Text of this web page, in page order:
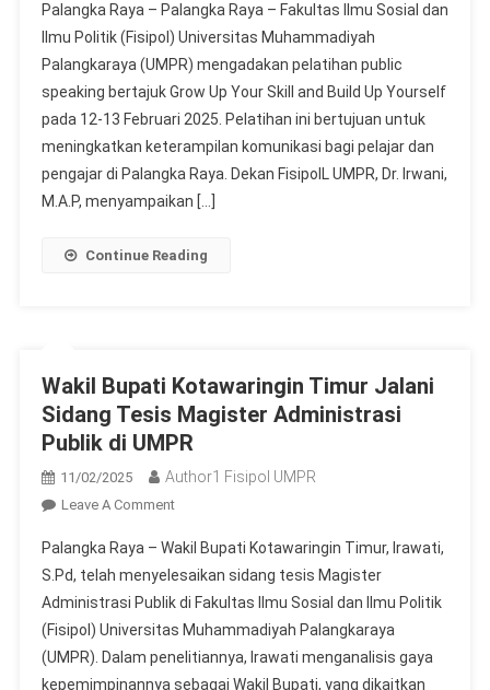
UMPR
Gelar
Pelatihan
Public
Speaking
Untuk
Siswa
Dan
Palangka Raya – Palangka Raya – Fakultas Ilmu Sosial dan
Ilmu Politik (Fisipol) Universitas Muhammadiyah
Palangkaraya (UMPR) mengadakan pelatihan public
speaking bertajuk Grow Up Your Skill and Build Up Yourself
pada 12-13 Februari 2025. Pelatihan ini bertujuan untuk
meningkatkan keterampilan komunikasi bagi pelajar dan
pengajar di Palangka Raya. Dekan FisipolL UMPR, Dr. Irwani,
M.A.P, menyampaikan […]
Continue Reading
Wakil Bupati Kotawaringin Timur Jalani
Sidang Tesis Magister Administrasi
Publik di UMPR
11/02/2025 Author1 Fisipol UMPR
Leave A CommentOn
Bupati
Kotawaringin
Timur
Jalani
Sidang
Tesis
Palangka Raya – Wakil Bupati Kotawaringin Timur, Irawati,
S.Pd, telah menyelesaikan sidang tesis Magister
Administrasi Publik di Fakultas Ilmu Sosial dan Ilmu Politik
(Fisipol) Universitas Muhammadiyah Palangkaraya
(UMPR). Dalam penelitiannya, Irawati menganalisis gaya
kepemimpinannya sebagai Wakil Bupati, yang dikaitkan